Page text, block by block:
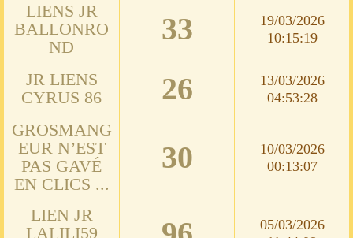
LIENS JR
BALLONRO
ND
33
19/03/2026
10:15:19
JR LIENS
CYRUS 86
26
13/03/2026
04:53:28
GROSMANG
EUR N’EST
PAS GAVÉ
EN CLICS ...
30
10/03/2026
00:13:07
LIEN JR
LALILI59
05/03/2026